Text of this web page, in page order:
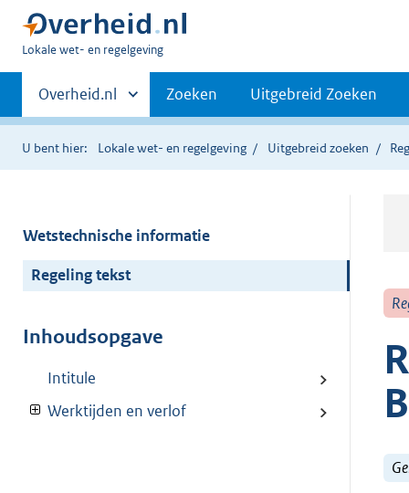
U
hier:
Lokale wet- en regelgeving
Primaire
navigatie
Andere
sites
binnen
Overheid.nl Zoeken Uitgebreid Zoeken
U bent hier: Lokale wet- en regelgeving Uitgebreid zoeken
Wetstechnische informatie
Regeling tekst
Inhoudsopgave
Intitule
Werktijden en verlof